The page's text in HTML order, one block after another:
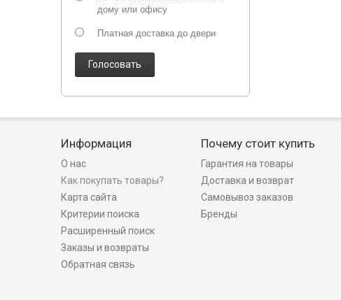
дому или офису
Платная доставка до двери
Голосовать
Информация
О нас
Как покупать товары?
Карта сайта
Критерии поиска
Расширенный поиск
Заказы и возвраты
Обратная связь
Почему стоит купить
Гарантия на товары
Доставка и возврат
Самовывоз заказов
Бренды